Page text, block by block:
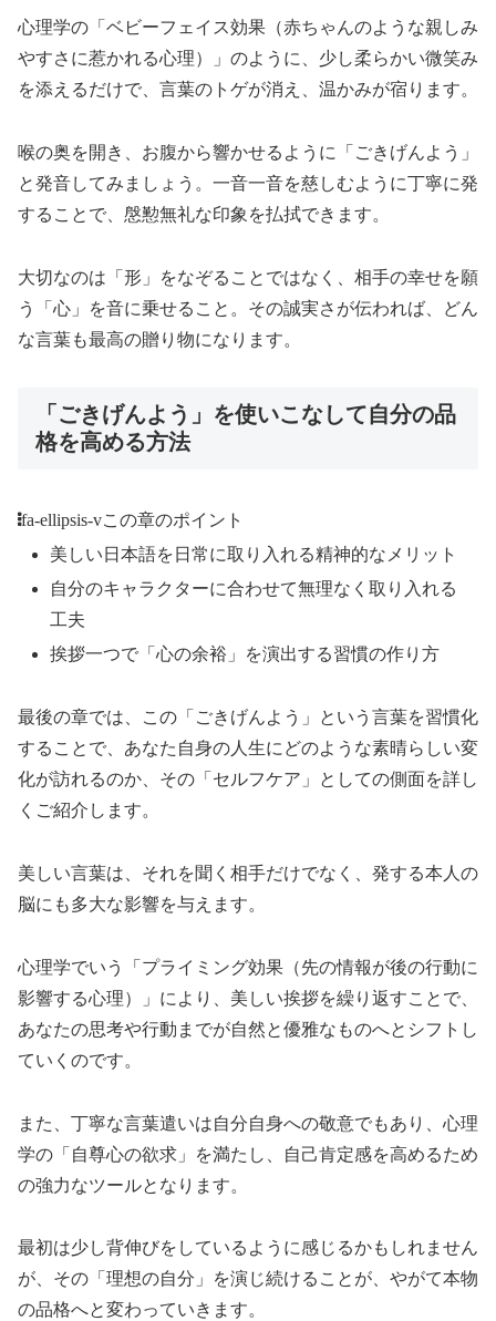
心理学の「ベビーフェイス効果（赤ちゃんのような親しみ
やすさに惹かれる心理）」のように、少し柔らかい微笑み
を添えるだけで、言葉のトゲが消え、温かみが宿ります。
喉の奥を開き、お腹から響かせるように「ごきげんよう」
と発音してみましょう。一音一音を慈しむように丁寧に発
することで、慇懃無礼な印象を払拭できます。
大切なのは「形」をなぞることではなく、相手の幸せを願
う「心」を音に乗せること。その誠実さが伝われば、どん
な言葉も最高の贈り物になります。
「ごきげんよう」を使いこなして自分の品
格を高める方法
fa-ellipsis-vこの章のポイント
美しい日本語を日常に取り入れる精神的なメリット
自分のキャラクターに合わせて無理なく取り入れる
工夫
挨拶一つで「心の余裕」を演出する習慣の作り方
最後の章では、この「ごきげんよう」という言葉を習慣化
することで、あなた自身の人生にどのような素晴らしい変
化が訪れるのか、その「セルフケア」としての側面を詳し
くご紹介します。
美しい言葉は、それを聞く相手だけでなく、発する本人の
脳にも多大な影響を与えます。
心理学でいう「プライミング効果（先の情報が後の行動に
影響する心理）」により、美しい挨拶を繰り返すことで、
あなたの思考や行動までが自然と優雅なものへとシフトし
ていくのです。
また、丁寧な言葉遣いは自分自身への敬意でもあり、心理
学の「自尊心の欲求」を満たし、自己肯定感を高めるため
の強力なツールとなります。
最初は少し背伸びをしているように感じるかもしれません
が、その「理想の自分」を演じ続けることが、やがて本物
の品格へと変わっていきます。